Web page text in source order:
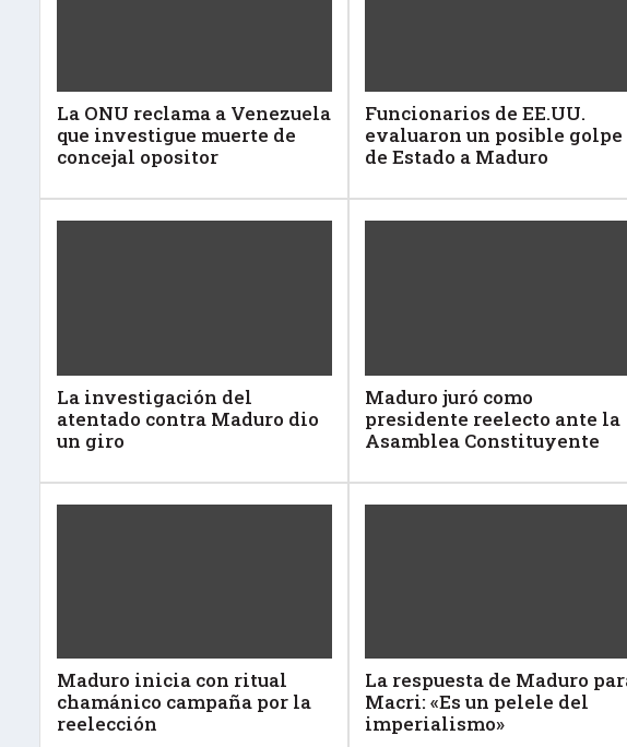
La ONU reclama a Venezuela
que investigue muerte de
concejal opositor
Funcionarios de EE.UU.
evaluaron un posible golpe
de Estado a Maduro
La investigación del
atentado contra Maduro dio
un giro
Maduro juró como
presidente reelecto ante la
Asamblea Constituyente
Maduro inicia con ritual
chamánico campaña por la
reelección
La respuesta de Maduro
Macri: «Es un pelele del
imperialismo»